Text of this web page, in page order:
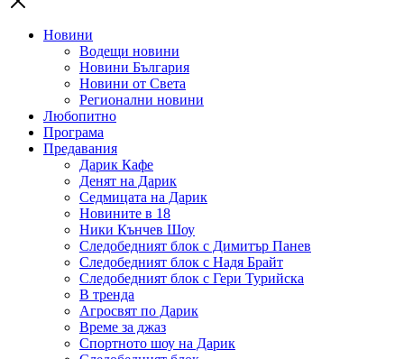
Новини
Водещи новини
Новини България
Новини от Света
Регионални новини
Любопитно
Програма
Предавания
Дарик Кафе
Денят на Дарик
Седмицата на Дарик
Новините в 18
Ники Кънчев Шоу
Следобедният блок с Димитър Панев
Следобедният блок с Надя Брайт
Следобедният блок с Гери Турийска
В тренда
Агросвят по Дарик
Време за джаз
Спортното шоу на Дарик